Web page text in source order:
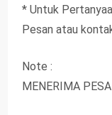
* Untuk
Pesan atau
Note :
MENERIMA